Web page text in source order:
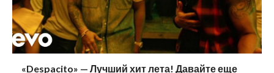
«Despacito» — Лучший хит лета! Давайте еще